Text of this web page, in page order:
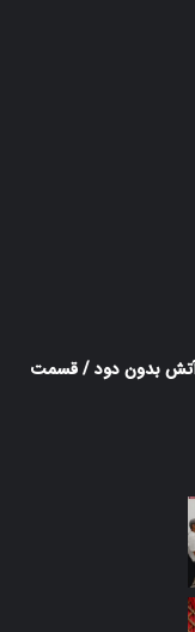
آتش بدون دود / قسمت